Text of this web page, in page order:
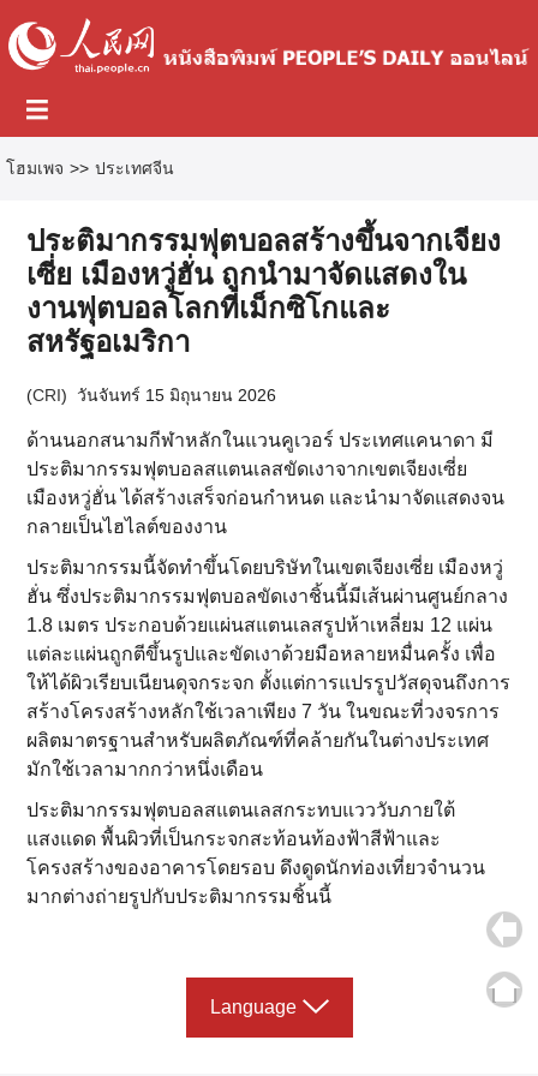
โฮมเพจ >> ประเทศจีน
ประติมากรรมฟุตบอลสร้างขึ้นจากเจียง
เซี่ย เมืองหวู่ฮั่น ถูกนำมาจัดแสดงใน
งานฟุตบอลโลกที่เม็กซิโกและ
สหรัฐอเมริกา
(CRI) วันจันทร์ 15 มิถุนายน 2026
ด้านนอกสนามกีฬาหลักในแวนคูเวอร์ ประเทศแคนาดา มี
ประติมากรรมฟุตบอลสแตนเลสขัดเงาจากเขตเจียงเซี่ย
เมืองหวู่ฮั่น ได้สร้างเสร็จก่อนกำหนด และนำมาจัดแสดงจน
กลายเป็นไฮไลต์ของงาน
ประติมากรรมนี้จัดทำขึ้นโดยบริษัทในเขตเจียงเซี่ย เมืองหวู่
ฮั่น ซึ่งประติมากรรมฟุตบอลขัดเงาชิ้นนี้มีเส้นผ่านศูนย์กลาง
1.8 เมตร ประกอบด้วยแผ่นสแตนเลสรูปห้าเหลี่ยม 12 แผ่น
แต่ละแผ่นถูกตีขึ้นรูปและขัดเงาด้วยมือหลายหมื่นครั้ง เพื่อ
ให้ได้ผิวเรียบเนียนดุจกระจก ตั้งแต่การแปรรูปวัสดุจนถึงการ
สร้างโครงสร้างหลักใช้เวลาเพียง 7 วัน ในขณะที่วงจรการ
ผลิตมาตรฐานสำหรับผลิตภัณฑ์ที่คล้ายกันในต่างประเทศ
มักใช้เวลามากกว่าหนึ่งเดือน
ประติมากรรมฟุตบอลสแตนเลสกระทบแวววับภายใต้
แสงแดด พื้นผิวที่เป็นกระจกสะท้อนท้องฟ้าสีฟ้าและ
โครงสร้างของอาคารโดยรอบ ดึงดูดนักท่องเที่ยวจำนวน
มากต่างถ่ายรูปกับประติมากรรมชิ้นนี้
Language